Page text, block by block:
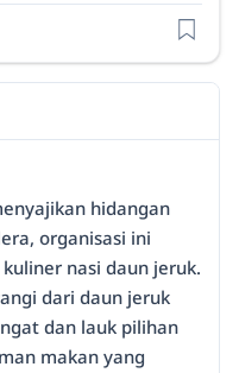
hidangan
organisasi ini
nasi daun jeruk.
dari daun jeruk
dan lauk pilihan
makan yang